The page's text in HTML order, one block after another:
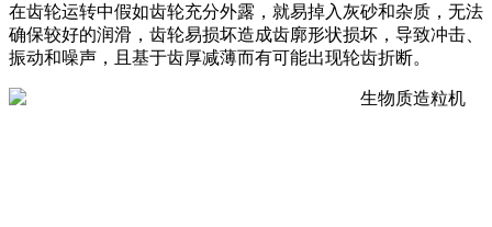
在齿轮运转中假如齿轮充分外露，就易掉入灰砂和杂质，无法
确保较好的润滑，齿轮易损坏造成齿廓形状损坏，导致冲击、
振动和噪声，且基于齿厚减薄而有可能出现轮齿折断。